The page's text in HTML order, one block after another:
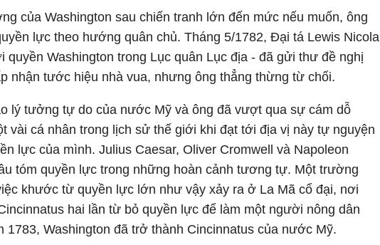
của Washington sau chiến tranh lớn đến mức nếu muốn, ông
lực theo hướng quân chủ. Tháng 5/1782, Đại tá Lewis Nicola
quyền Washington trong Lục quân Lục địa - đã gửi thư đề nghị
nhận tước hiệu nhà vua, nhưng ông thẳng thừng từ chối.
lý tưởng tự do của nước Mỹ và ông đã vượt qua sự cám dỗ
vài cá nhân trong lịch sử thế giới khi đạt tới địa vị này tự nguyện
lực của mình. Julius Caesar, Oliver Cromwell và Napoleon
tóm quyền lực trong những hoàn cảnh tương tự. Một trường
khước từ quyền lực lớn như vậy xảy ra ở La Mã cổ đại, nơi
hai lần từ bỏ quyền lực để làm một người nông dân
1783, Washington đã trở thành Cincinnatus của nước Mỹ.